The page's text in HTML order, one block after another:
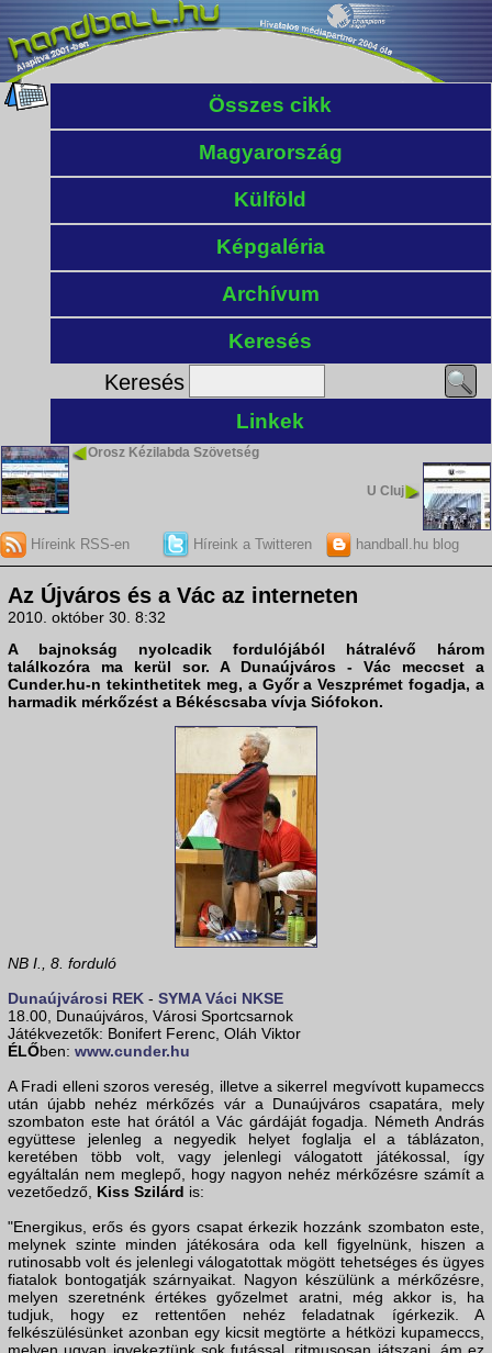
Összes cikk
Magyarország
Külföld
Képgaléria
Archívum
Keresés
Keresés
Linkek
Orosz Kézilabda Szövetség
U Cluj
Híreink RSS-en Híreink a Twitteren handball.hu blog
Az Újváros és a Vác az interneten
2010. október 30. 8:32
A bajnokság nyolcadik fordulójából hátralévő három
találkozóra ma kerül sor. A Dunaújváros - Vác meccset a
Cunder.hu-n tekinthetitek meg, a GyőraVeszprémet fogadja, a
harmadik mérkőzést a Békéscsaba vívja Siófokon.
NB I., 8. forduló
Dunaújvárosi REK - SYMA Váci NKSE
18.00, Dunaújváros, Városi Sportcsarnok
Játékvezetők: Bonifert Ferenc, Oláh Viktor
ÉLŐben: www.cunder.hu
A Fradi elleni szoros vereség, illetve a sikerrel megvívott kupameccs
után újabb nehéz mérkőzés vár a Dunaújváros csapatára, mely
szombaton este hat órától a Vác gárdáját fogadja. Németh András
együttese jelenleg a negyedik helyet foglalja el a táblázaton,
keretében több volt, vagy jelenlegi válogatott játékossal, így
egyáltalán nem meglepő, hogy nagyon nehéz mérkőzésre számít a
vezetőedző, Kiss Szilárd is:
"Energikus, erős és gyors csapat érkezik hozzánk szombaton este,
melynek szinte minden játékosára oda kell figyelnünk, hiszen a
rutinosabb volt és jelenlegi válogatottak mögött tehetséges és ügyes
fiatalok bontogatják szárnyaikat. Nagyon készülünk a mérkőzésre,
melyen szeretnénk értékes győzelmet aratni, még akkor is, ha
tudjuk, hogy ez rettentően nehéz feladatnak ígérkezik. A
felkészülésünket azonban egy kicsit megtörte a hétközi kupameccs,